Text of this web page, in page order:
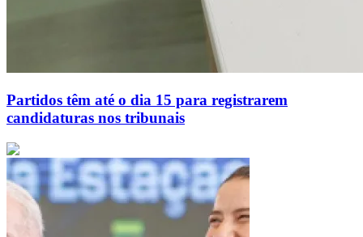
Partidos têm até o dia 15 para registrarem
candidaturas nos tribunais